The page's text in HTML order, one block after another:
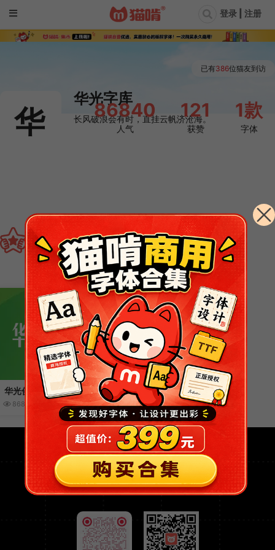
登录 | 注册
华
华光字库
长风破浪会有时，直挂云帆济沧海。
86840
人气
121
获赞
1款
字体
已有386位猫友到访
 TA发布的免费字体
华光俊秀体
86840 7855 赞(121)
免费开源可商用的字体网站
关注猫啃网，获取全网最新免费可商用字体资讯！